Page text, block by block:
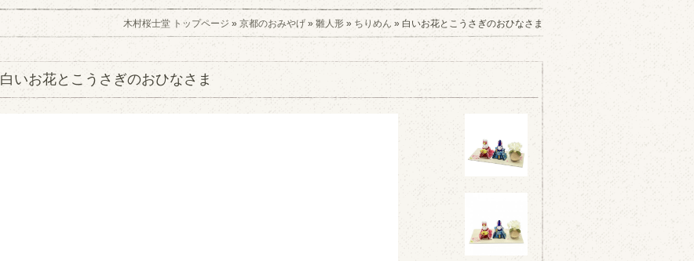
木村桜士堂 トップページ » 京都のおみやげ » 雛人形 » ちりめん » 白いお花とこうさぎのおひなさま
白いお花とこうさぎのおひなさま